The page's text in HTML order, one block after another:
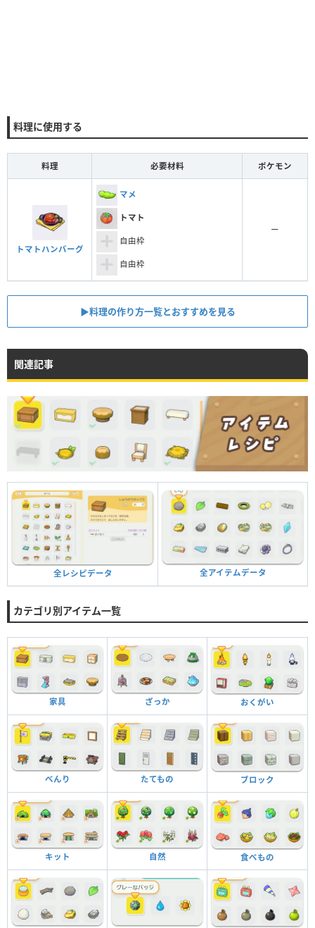
料理に使用する
料理 必要材料 ポケモン
トマトハンバーグ
マメ
トマト
自由枠
自由枠
ー
▶︎料理の作り方一覧とおすすめを見る
関連記事
全レシピデータ 全アイテムデータ
カテゴリ別アイテム一覧
家具 ざっか おくがい
べんり たてもの ブロック
キット 自然 食べもの